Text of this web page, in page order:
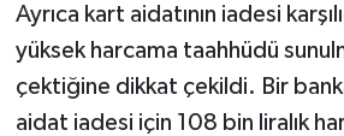
Ayrıca kart aidatının iadesi
yüksek harcama taahhüdü
çektiğine dikkat çekildi. Bir
aidat iadesi için 108 bin liralık